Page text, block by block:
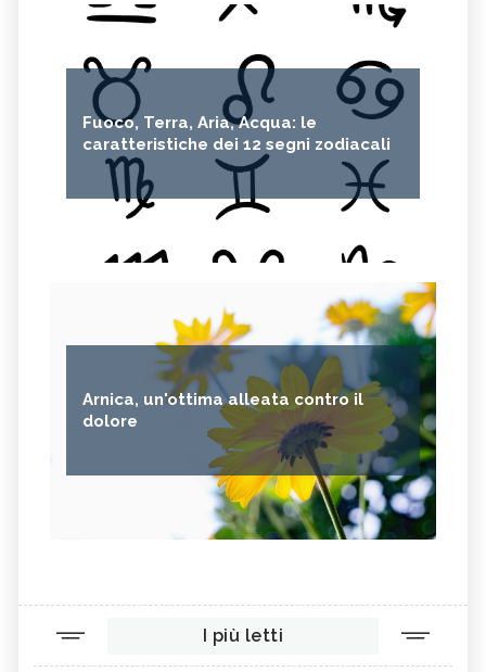
Fuoco, Terra, Aria, Acqua: le
caratteristiche dei 12 segni zodiacali
Arnica, un'ottima alleata contro il
dolore
I più letti